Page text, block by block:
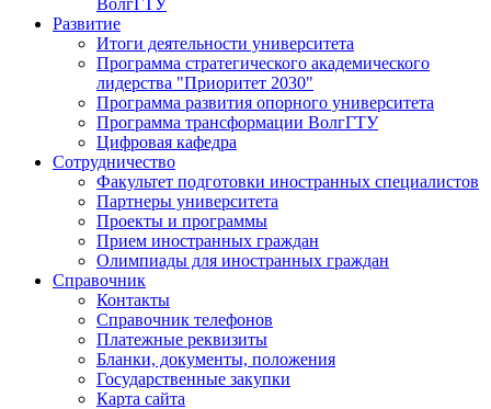
ВолгГТУ
Развитие
Итоги деятельности университета
Программа стратегического академического
лидерства "Приоритет 2030"
Программа развития опорного университета
Программа трансформации ВолгГТУ
Цифровая кафедра
Сотрудничество
Факультет подготовки иностранных специалистов
Партнеры университета
Проекты и программы
Прием иностранных граждан
Олимпиады для иностранных граждан
Справочник
Контакты
Справочник телефонов
Платежные реквизиты
Бланки, документы, положения
Государственные закупки
Карта сайта